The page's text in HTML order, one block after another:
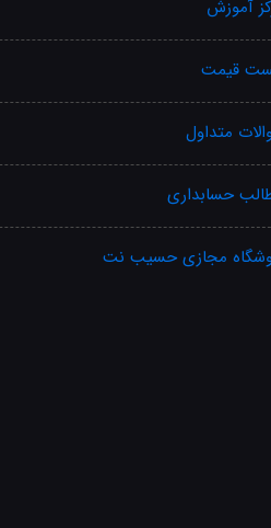
آموزش
قیمت
متداول
حسابداری
مجازی حسیب نت